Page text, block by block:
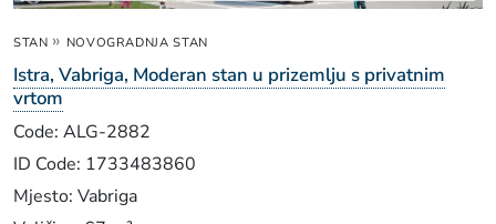
STAN » NOVOGRADNJA STAN
Istra, Vabriga, Moderan stan u prizemlju s privatnim
vrtom
Code: ALG-2882
ID Code: 1733483860
Mjesto: Vabriga